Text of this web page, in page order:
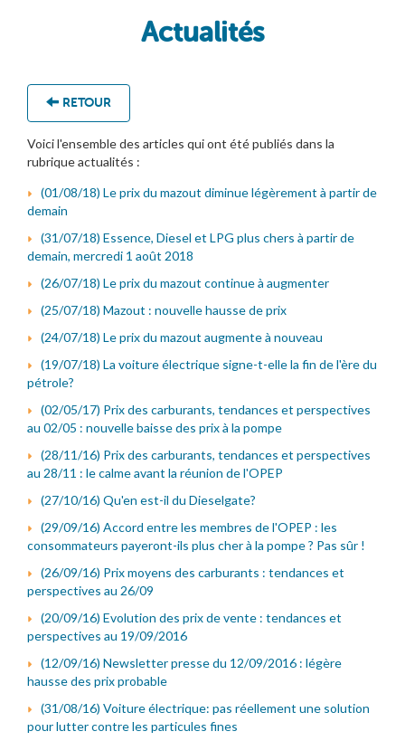
Actualités
RETOUR
Voici l'ensemble des articles qui ont été publiés dans la
rubrique actualités :
(01/08/18) Le prix du mazout diminue légèrement à partir de
demain
(31/07/18) Essence, Diesel et LPG plus chers à partir de
demain, mercredi 1 août 2018
(26/07/18) Le prix du mazout continue à augmenter
(25/07/18) Mazout : nouvelle hausse de prix
(24/07/18) Le prix du mazout augmente à nouveau
(19/07/18) La voiture électrique signe-t-elle la fin de l'ère du
pétrole?
(02/05/17) Prix des carburants, tendances et perspectives
au 02/05 : nouvelle baisse des prix à la pompe
(28/11/16) Prix des carburants, tendances et perspectives
au 28/11 : le calme avant la réunion de l'OPEP
(27/10/16) Qu'en est-il du Dieselgate?
(29/09/16) Accord entre les membres de l'OPEP : les
consommateurs payeront-ils plus cher à la pompe ? Pas sûr !
(26/09/16) Prix moyens des carburants : tendances et
perspectives au 26/09
(20/09/16) Evolution des prix de vente : tendances et
perspectives au 19/09/2016
(12/09/16) Newsletter presse du 12/09/2016 : légère
hausse des prix probable
(31/08/16) Voiture électrique: pas réellement une solution
pour lutter contre les particules fines